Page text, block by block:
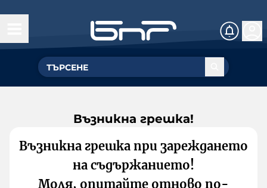
Възникна грешка!
Възникна грешка при зареждането
на съдържанието!
Моля, опитайте отново по-